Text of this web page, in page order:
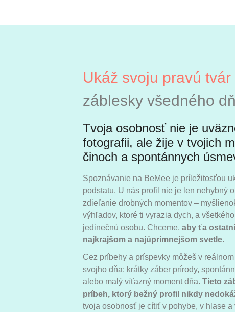
Ukáž svoju pravú tvár
záblesky všedného
Tvoja osobnosť nie je
fotografii, ale žije v tvojich
činoch a spontánnych
Spoznávanie na BeMee je príležitosťou
podstatu. U nás profil nie je len nehybný
zdieľanie drobných momentov –
výhľadov, ktoré ti vyrazia dych, a
jedinečnú osobu. Chceme, aby ťa
najkrajšom a najúprimnejšom svetle.
Cez príbehy a príspevky môžeš v
svojho dňa: krátky záber prírody,
alebo malý víťazný moment dňa. Tieto
príbeh, ktorý bežný profil nikdy
tvoja osobnosť je cítiť v pohybe, v hlase a